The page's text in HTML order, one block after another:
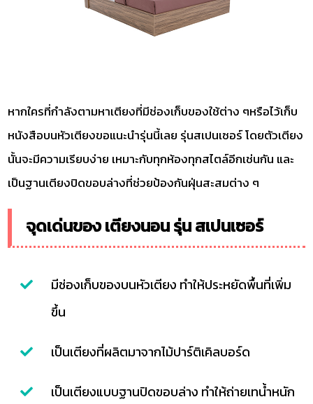
หากใครที่กำลังตามหาเตียงที่มีช่องเก็บของใช้ต่าง ๆหรือไว้เก็บ
หนังสือบนหัวเตียงขอแนะนำรุ่นนี้เลย รุ่นสเปนเซอร์ โดยตัวเตียง
นั้นจะมีความเรียบง่าย เหมาะกับทุกห้องทุกสไตล์อีกเช่นกัน และ
เป็นฐานเตียงปิดขอบล่างที่ช่วยป้องกันฝุ่นสะสมต่าง ๆ
จุดเด่นของ เตียงนอน รุ่น สเปนเซอร์
มีช่องเก็บของบนหัวเตียง ทำให้ประหยัดพื้นที่เพิ่ม
ขึ้น
เป็นเตียงที่ผลิตมาจากไม้ปาร์ติเคิลบอร์ด
เป็นเตียงแบบฐานปิดขอบล่าง ทำให้ถ่ายเทน้ำหนัก